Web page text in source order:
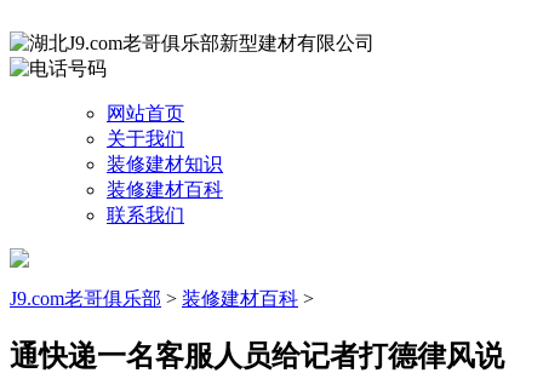
网站首页
关于我们
装修建材知识
装修建材百科
联系我们
J9.com老哥俱乐部 > 装修建材百科 >
通快递一名客服人员给记者打德律风说